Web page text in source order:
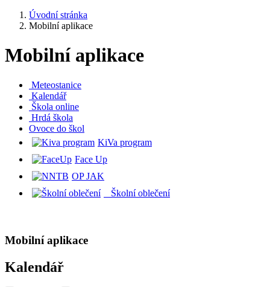
Úvodní stránka
Mobilní aplikace
Mobilní aplikace
Meteostanice
Kalendář
Škola online
Hrdá škola
Ovoce do škol
KiVa program
Face Up
OP JAK
Školní oblečení
Mobilní aplikace
Kalendář